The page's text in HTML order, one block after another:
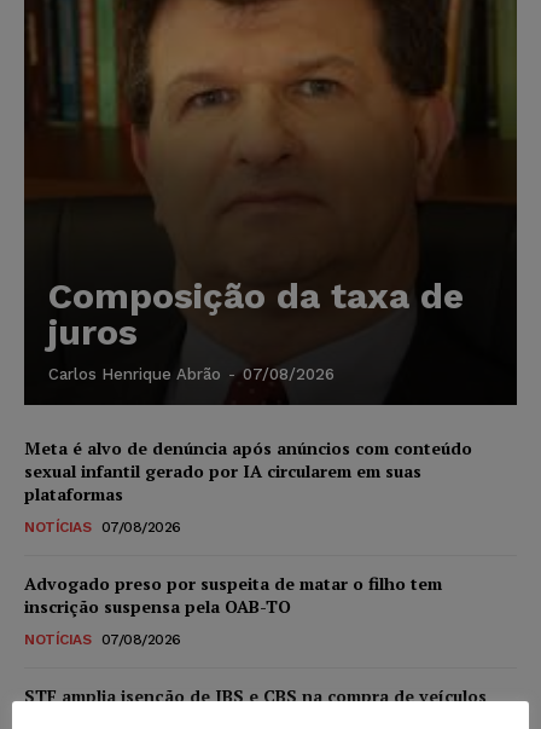
Composição da taxa de
juros
Carlos Henrique Abrão - 07/08/2026
Meta é alvo de denúncia após anúncios com conteúdo
sexual infantil gerado por IA circularem em suas
plataformas
NOTÍCIAS 07/08/2026
Advogado preso por suspeita de matar o filho tem
inscrição suspensa pela OAB-TO
NOTÍCIAS 07/08/2026
STF amplia isenção de IBS e CBS na compra de veículos